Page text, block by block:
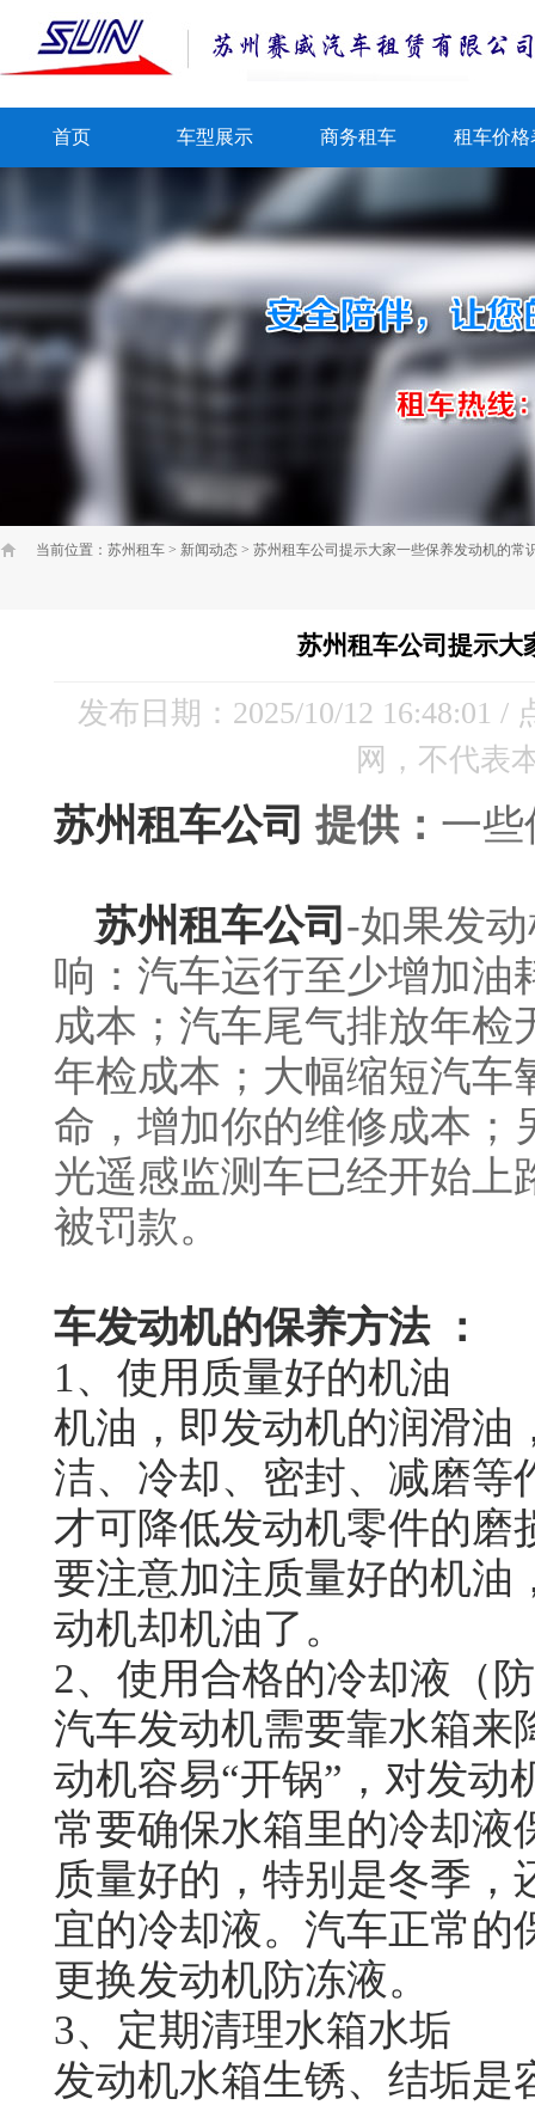
首页 车型展示 商务租车 租车价格
当前位置： 苏州租车 > 新闻动态 > 苏州租车公司提示大家一些保养发动机的常
苏州租车公司提示大
发布日期：2025/10/12 16:48:01 /
网，不代表
苏州租车公司 提供： 一
苏州租车公司 -如果发
响：汽车运行至少增加油
成本；汽车尾气排放年
年检成本；大幅缩短汽车
命，增加你的维修成本；
光遥感监测车已经开始上
被罚款。
车发动机的保养方法：
1、使用质量好的机油
机油，即发动机的润滑油
洁、冷却、密封、减磨等
才可降低发动机零件的磨
要注意加注质量好的机油
动机却机油了。
2、使用合格的冷却液（
汽车发动机需要靠水箱来
动机容易“开锅”，对发动
常要确保水箱里的冷却液
质量好的，特别是冬季
宜的冷却液。汽车正常的
更换发动机防冻液。
3、定期清理水箱水垢
发动机水箱生锈、结垢是